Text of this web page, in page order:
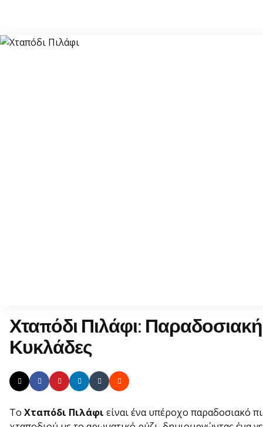
Χταπόδι Πιλάφι:
Κυκλάδες
Το Χταπόδι Πιλάφι είναι ένα υπέροχο παραδοσιακό